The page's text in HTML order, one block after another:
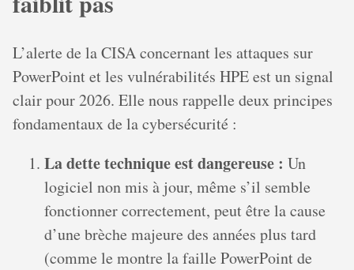
L’alerte de la CISA concernant les attaques sur
PowerPoint et les vulnérabilités HPE est un signal
clair pour 2026. Elle nous rappelle deux principes
fondamentaux de la cybersécurité :
La dette technique est dangereuse : Un
logiciel non mis à jour, même s’il semble
fonctionner correctement, peut être la cause
d’une brèche majeure des années plus tard
(comme le montre la faille PowerPoint de